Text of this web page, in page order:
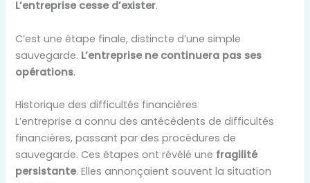
L’entreprise cesse d’exister.
C’est une étape finale, distincte d’une simple
sauvegarde. L’entreprise ne continuera pas ses
opérations.
Historique des difficultés financières
L’entreprise a connu des antécédents de difficultés
financières, passant par des procédures de
sauvegarde. Ces étapes ont révélé une fragilité
persistante. Elles annonçaient souvent la situation